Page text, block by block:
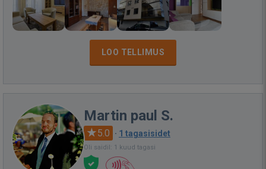
LOO TELLIMUS
Martin paul S.
5.0 · 1 tagasisidet
Oli saidil: 1 kuud tagasi